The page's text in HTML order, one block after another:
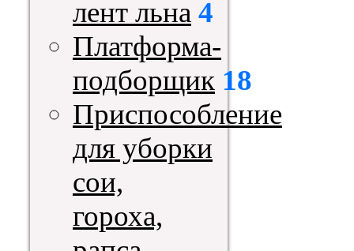
лент льна 4
Платформа-
подборщик 18
Приспособление
для уборки
сои,
гороха,